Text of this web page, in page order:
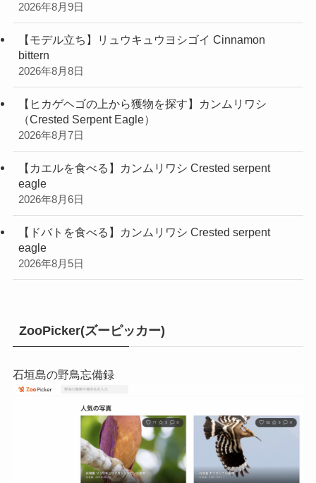
2026年8月9日
【モデル立ち】リュウキュウヨシゴイ Cinnamon
bittern
2026年8月8日
【ヒカゲヘゴの上から獲物を探す】カンムリワシ
（Crested Serpent Eagle）
2026年8月7日
【カエルを食べる】カンムリワシ Crested serpent
eagle
2026年8月6日
【ドバトを食べる】カンムリワシ Crested serpent
eagle
2026年8月5日
ZooPicker(ズーピッカー)
石垣島の野鳥忘備録